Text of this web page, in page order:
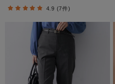
4.9 (7件)